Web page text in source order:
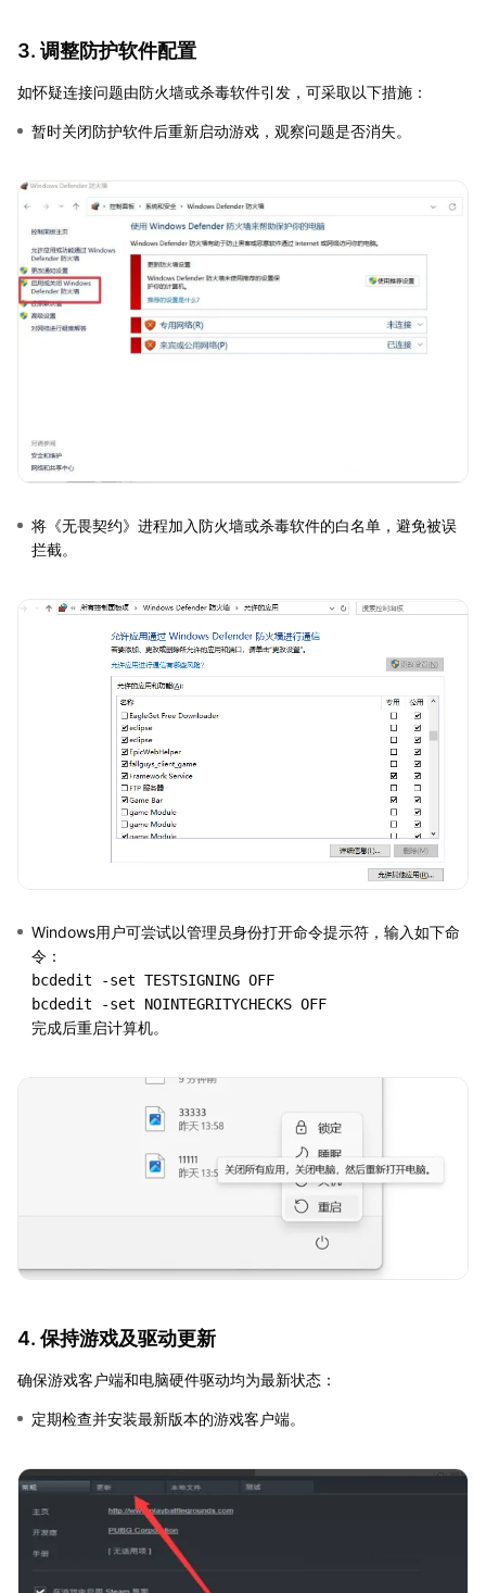
3. 调整防护软件配置
如怀疑连接问题由防火墙或杀毒软件引发，可采取以下措施：
暂时关闭防护软件后重新启动游戏，观察问题是否消失。
将《无畏契约》进程加入防火墙或杀毒软件的白名单，避免被误
拦截。
Windows用户可尝试以管理员身份打开命令提示符，输入如下命
令：
bcdedit -set TESTSIGNING OFF
完成后重启计算机。
4. 保持游戏及驱动更新
确保游戏客户端和电脑硬件驱动均为最新状态：
定期检查并安装最新版本的游戏客户端。